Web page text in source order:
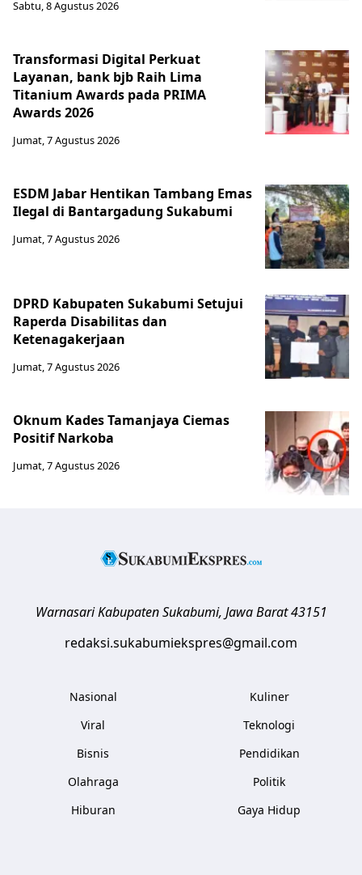
Sabtu, 8 Agustus 2026
Transformasi Digital Perkuat
Layanan, bank bjb Raih Lima
Titanium Awards pada PRIMA
Awards 2026
Jumat, 7 Agustus 2026
ESDM Jabar Hentikan Tambang Emas
Ilegal di Bantargadung Sukabumi
Jumat, 7 Agustus 2026
DPRD Kabupaten Sukabumi Setujui
Raperda Disabilitas dan
Ketenagakerjaan
Jumat, 7 Agustus 2026
Oknum Kades Tamanjaya Ciemas
Positif Narkoba
Jumat, 7 Agustus 2026
Warnasari Kabupaten Sukabumi, Jawa Barat 43151
redaksi.sukabumiekspres@gmail.com
Nasional
Viral
Bisnis
Olahraga
Hiburan
Kuliner
Teknologi
Pendidikan
Politik
Gaya Hidup